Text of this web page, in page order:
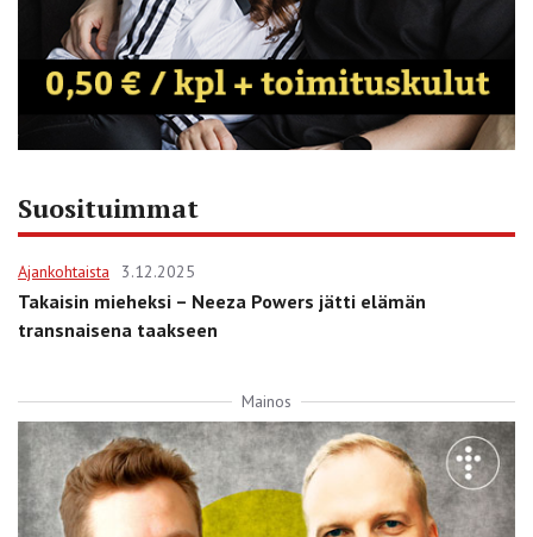
Suosituimmat
Ajankohtaista 3.12.2025
Takaisin mieheksi – Neeza Powers jätti elämän
transnaisena taakseen
Mainos